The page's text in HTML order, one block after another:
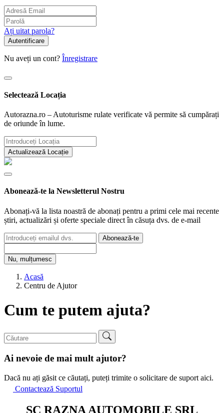
Ați uitat parola?
Autentificare
Nu aveți un cont? Înregistrare
Selectează Locația
Autorazna.ro – Autoturisme rulate verificate vă permite să cumpărați
de oriunde în lume.
Actualizează Locație
Abonează-te la Newsletterul Nostru
Abonați-vă la lista noastră de abonați pentru a primi cele mai recente
știri, actualizări și oferte speciale direct în căsuța dvs. de e-mail
Abonează-te
Nu, mulțumesc
Acasă
Centru de Ajutor
Cum te putem ajuta?
Ai nevoie de mai mult ajutor?
Dacă nu ați găsit ce căutați, puteți trimite o solicitare de suport aici.
Contactează Suportul
SC RAZNA AUTOMOBILE SRL